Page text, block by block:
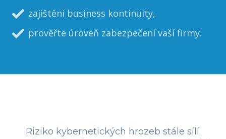
zajištění business kontinuity,
prověřte úroveň zabezpečení vaší firmy.
Riziko kybernetických hrozeb stále sílí.